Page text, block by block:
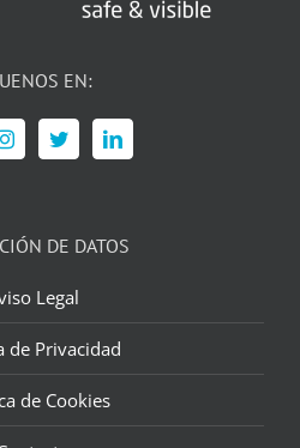
EN:
DE DATOS
Legal
de Privacidad
de Cookies